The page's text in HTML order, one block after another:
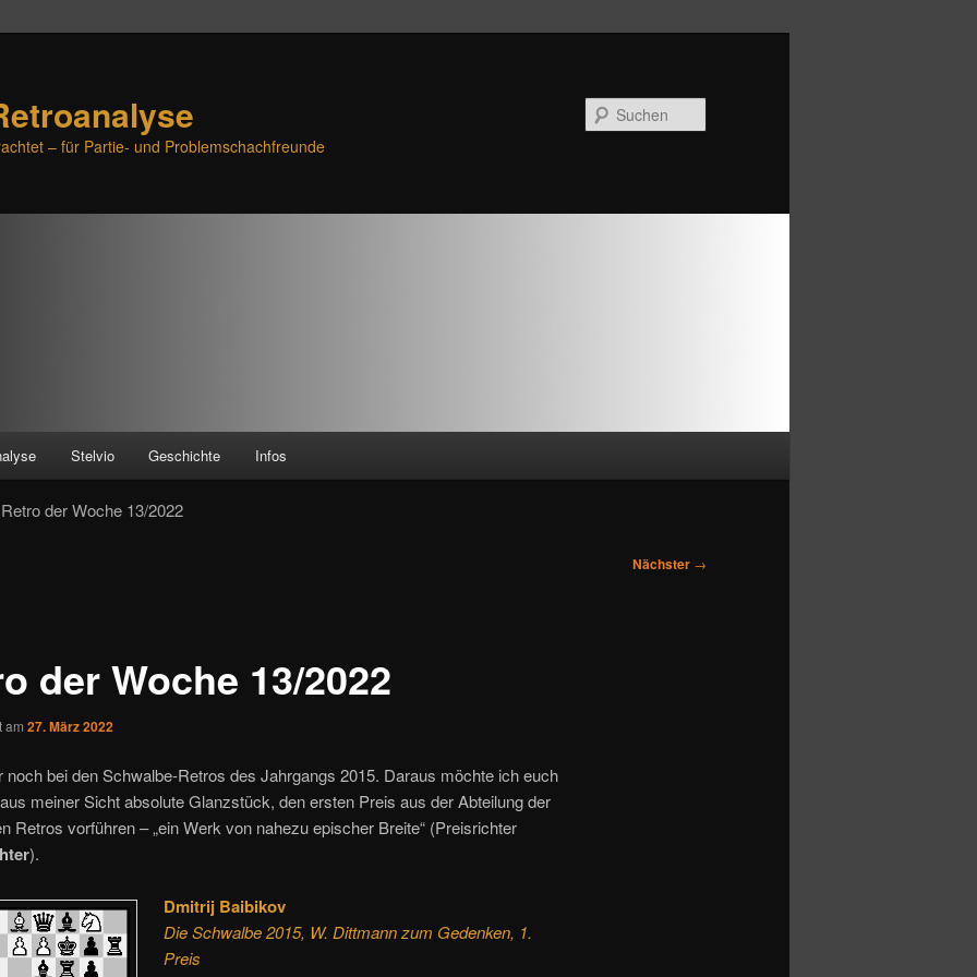
– für Partie- und Problemschachfreunde
Stelvio Geschichte Infos
der Woche 13/2022
Nächster →
der Woche 13/2022
am 27. März 2022
noch bei den Schwalbe-Retros des Jahrgangs 2015. Daraus möchte ich euch
meiner Sicht absolute Glanzstück, den ersten Preis aus der Abteilung der
Retros vorführen – „ein Werk von nahezu epischer Breite“ (Preisrichter
).
Dmitrij Baibikov
Die Schwalbe 2015, W. Dittmann zum Gedenken, 1.
Preis